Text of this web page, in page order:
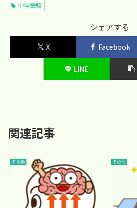
中学受験
シェアする
X Facebook
LINE
関連記事
その他 その他